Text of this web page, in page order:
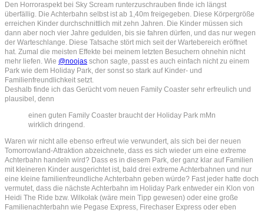
Den Horroraspekt bei Sky Scream runterzuschrauben finde ich längst
überfällig. Die Achterbahn selbst ist ab 1,40m freigegeben. Diese Körpergröße
erreichen Kinder durchschnittlich mit zehn Jahren. Die Kinder müssen sich
dann aber noch vier Jahre gedulden, bis sie fahren dürfen, und das nur wegen
der Warteschlange. Diese Tatsache stört mich seit der Wartebereich eröffnet
hat. Zumal die meisten Effekte bei meinem letzten Besuchern ohnehin nicht
mehr liefen. Wie @noojas schon sagte, passt es auch einfach nicht zu einem
Park wie dem Holiday Park, der sonst so stark auf Kinder- und
Familienfreundlichkeit setzt.
Deshalb finde ich das Gerücht vom neuen Family Coaster sehr erfreulich und
plausibel, denn
einen guten Family Coaster braucht der Holiday Park mMn
wirklich dringend.
Waren wir nicht alle ebenso erfreut wie verwundert, als sich bei der neuen
Tomorrowland-Attraktion abzeichnete, dass es sich wieder um eine extreme
Achterbahn handeln wird? Dass es in diesem Park, der ganz klar auf Familien
mit kleineren Kinder ausgerichtet ist, bald drei extreme Achterbahnen und nur
eine kleine familienfreundliche Achterbahn geben würde? Fast jeder hatte doch
vermutet, dass die nächste Achterbahn im Holiday Park entweder ein Klon von
Heidi The Ride bzw. Wilkołak (wäre mein Tipp gewesen) oder eine große
Familienachterbahn wie Pegase Express, Firechaser Express oder eben